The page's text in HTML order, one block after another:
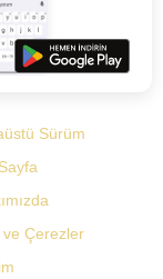
Sürüm
ve Çerezler